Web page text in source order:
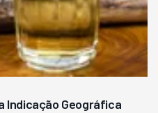
Indicação Geográfica